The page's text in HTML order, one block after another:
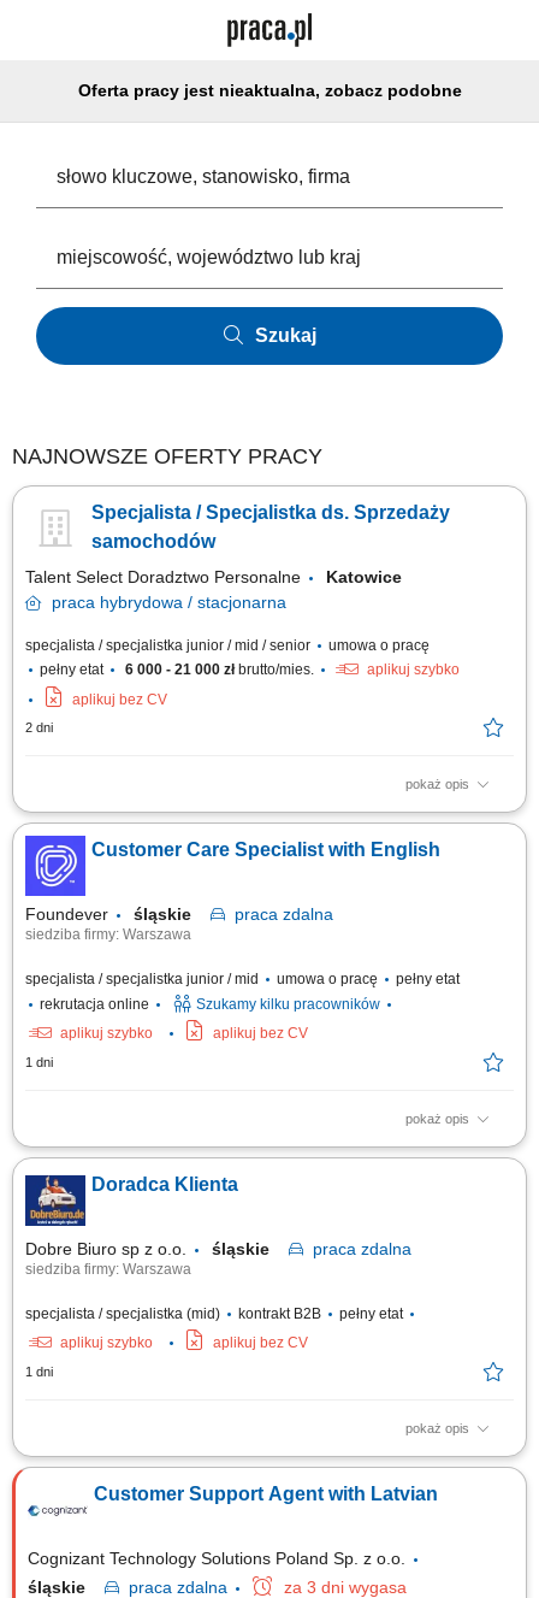
Oferta pracy jest nieaktualna, zobacz podobne
Szukaj
NAJNOWSZE OFERTY PRACY
Specjalista / Specjalistka ds. Sprzedaży
samochodów
Talent Select Doradztwo Personalne
Katowice
praca hybrydowa / stacjonarna
specjalista / specjalistka junior / mid / senior
umowa o pracę
pełny etat
6 000 - 21 000 złbrutto/mies.
aplikuj szybko
aplikuj bez CV
2 dni
pokaż opis
Opis stanowiska: Prowadzenie sprzedaży nowych samochodów
(osobowe, premium, użytkowe). Obsługa połączeń przychodzących –
brak konieczności pozyskiwania klientów. Badanie potrzeb klienta i
skuteczne dopasowanie oferty. Budowanie długotrwałych, pozytywnych
relacji z klientami....
Customer Care Specialist with English
Foundever śląskie praca zdalna
siedziba firmy: Warszawa
specjalista / specjalistka junior / mid umowa o pracę
pełny etat
rekrutacja online
Szukamy kilku pracowników
aplikuj szybko
aplikuj bez CV
1 dni
pokaż opis
Location: Gdańsk or Warsaw, Poland Contract type: Fixed-term contract (3
responsibilities Provide premium customer care. Support customers with
product-related questions, orders, account inquiries, and general
Doradca Klienta
Dobre Biuro sp z o.o. śląskie praca zdalna
siedziba firmy: Warszawa
specjalista / specjalistka (mid) kontrakt B2B
pełny etat
aplikuj szybko
aplikuj bez CV
1 dni
pokaż opis
Twój zakres obowiązków: Telefoniczna obsługa klientów polskich;
nami na rozmowy przez naszą stronę www; zawieranie umów z klientami
na realizację naszych usług; nadzorowanie płatności; zbieranie
Customer Support Agent with Latvian
Cognizant Technology Solutions Poland Sp. z o.o.
śląskie
praca zdalna za 3 dni wygasa